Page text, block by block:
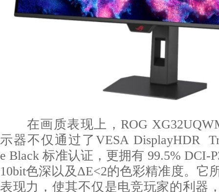
在画质表现上，ROG
示器不仅通过了VESA DisplayHDR
e Black 标准认证，更拥有 99.5% DCI-
10bit色深以及ΔE<2的色彩精准度。它
表现力，使其不仅是电竞玩家的利器